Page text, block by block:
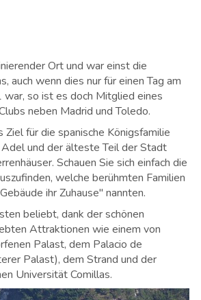
Ort und war einst die
auch wenn dies nur für einen Tag am
so ist es doch Mitglied eines
neben Madrid und Toledo.
für die spanische Königsfamilie
Adel und der älteste Teil der Stadt
Schauen Sie sich einfach die
welche berühmten Familien
ihr Zuhause" nannten.
beliebt, dank der schönen
Attraktionen wie einem von
Palast, dem Palacio de
Palast), dem Strand und der
Universität Comillas.